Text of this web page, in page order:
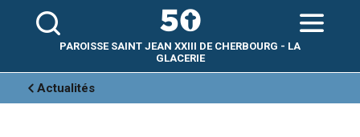
personnels
PAROISSE SAINT JEAN XXIII DE CHERBOURG - LA
GLACERIE
Actualités